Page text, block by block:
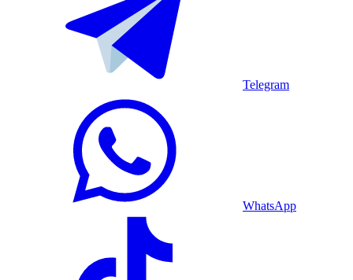
Telegram
WhatsApp